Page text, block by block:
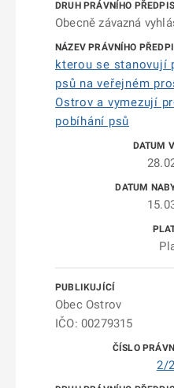
Obecně závazná
kterou se stanovují
psů na veřejném
Ostrov a vymezují
pobíhání psů
Obec Ostrov
IČO: 00279315
2/